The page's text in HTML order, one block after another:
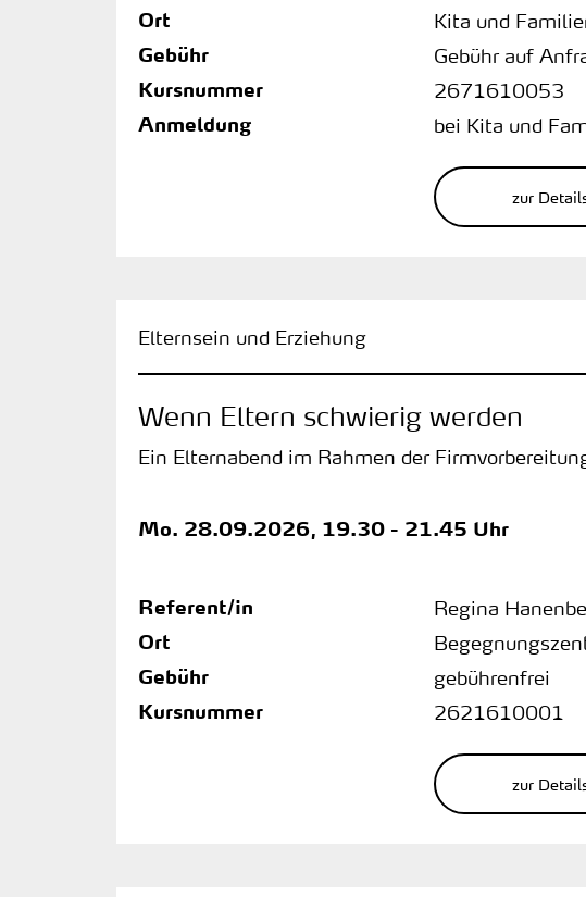
Ort Kita und
Gebühr Gebühr auf
Kursnummer 2671610053
Anmeldung bei Kita und
zur
Elternsein und Erziehung
Wenn Eltern schwierig werden
Ein Elternabend im Rahmen der
Mo. 28.09.2026, 19.30 - 21.45 Uhr
Referent/in Regina
Ort
Gebühr gebührenfrei
Kursnummer 2621610001
zur